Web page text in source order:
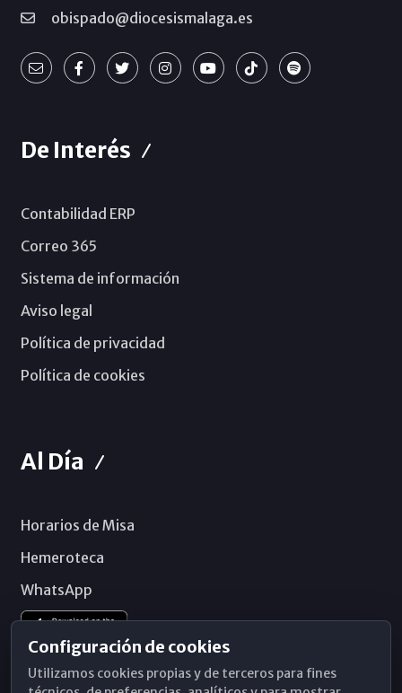
obispado@diocesismalaga.es
De Interés
Contabilidad ERP
Correo 365
Sistema de información
Aviso legal
Política de privacidad
Política de cookies
Al Día
Horarios de Misa
Hemeroteca
WhatsApp
Configuración de cookies
Utilizamos cookies propias y de terceros para fines